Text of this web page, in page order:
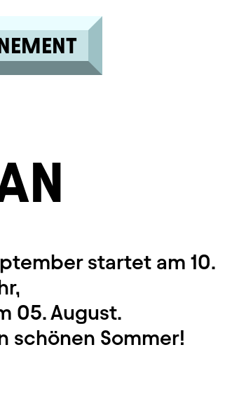
startet am 10.
05. August.
schönen Sommer!